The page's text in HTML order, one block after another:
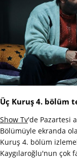
Üç Kuruş 4. bölüm
Show Tv'de Pazartesi
Bölümüyle ekranda
Kuruş 4. bölüm
Kaygılaroğlu'nun çok